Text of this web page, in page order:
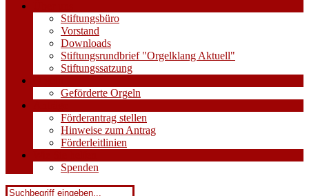
Stiftungsbüro
Vorstand
Downloads
Stiftungsrundbrief "Orgelklang Aktuell"
Stiftungssatzung
Geförderte Orgeln
Förderantrag stellen
Hinweise zum Antrag
Förderleitlinien
Spenden